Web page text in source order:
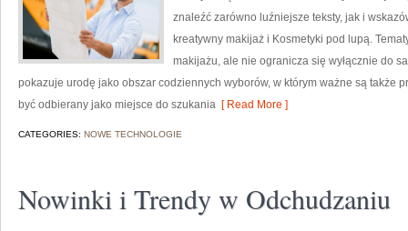
znaleźć zarówno luźniejsze teksty, jak i
kreatywny makijaż i Kosmetyki pod lupą.
makijażu, ale nie ogranicza się wyłącznie do
pokazuje urodę jako obszar codziennych wyborów, w którym ważne są także
być odbierany jako miejsce do szukania [ Read More ]
CATEGORIES: NOWE TECHNOLOGIE
Nowinki i Trendy w Odchudzaniu